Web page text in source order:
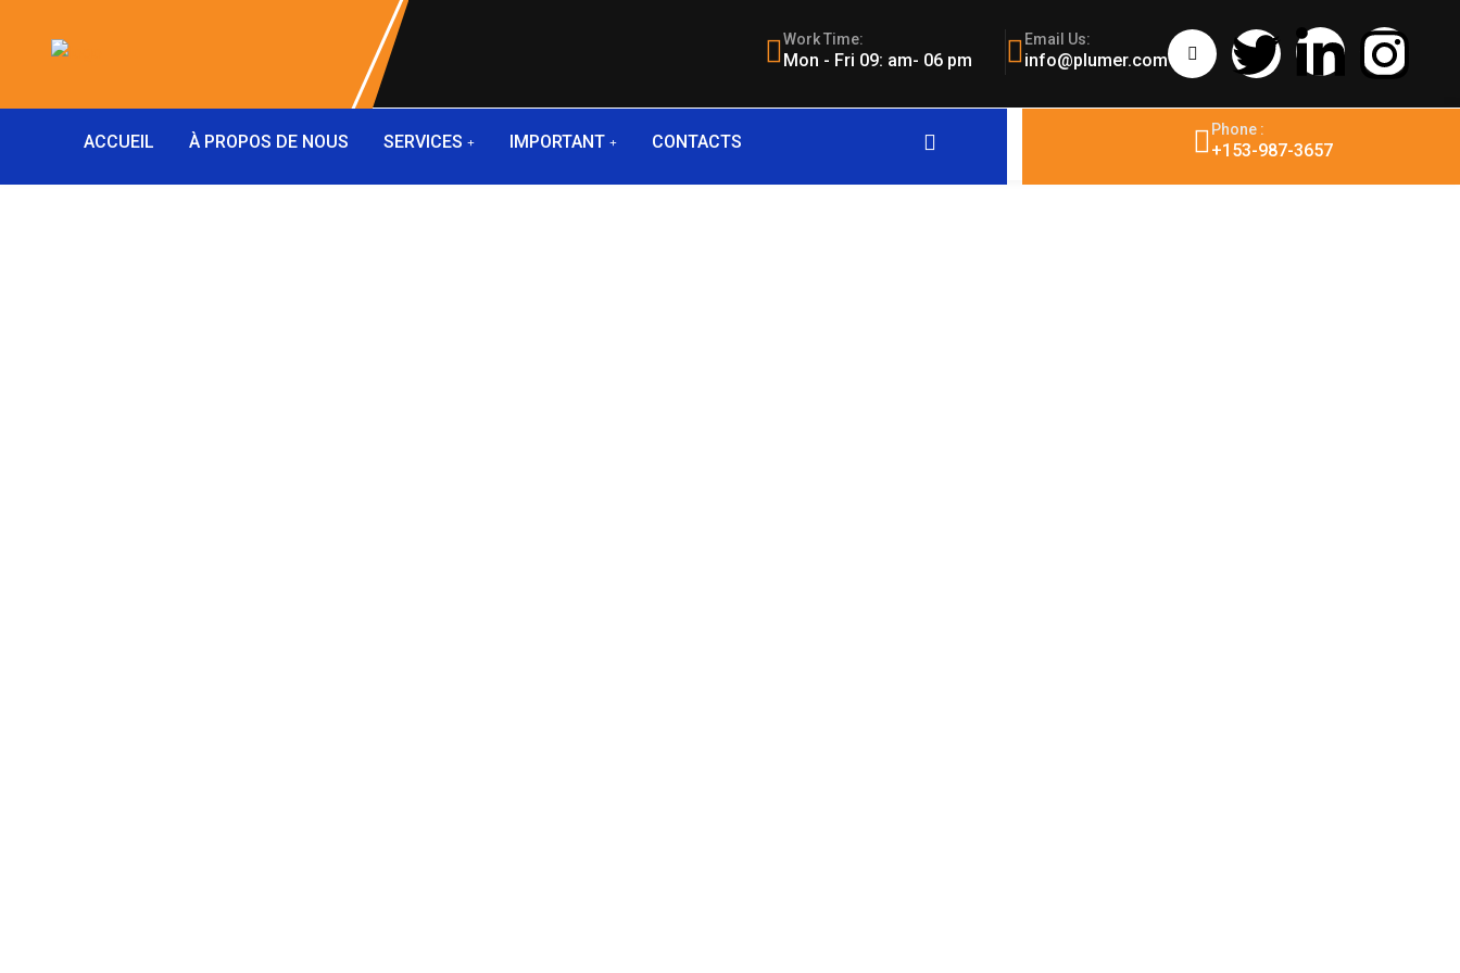
Work Time:
Mon - Fri 09: am- 06 pm
Email Us:
info@plumer.com
ACCUEIL À PROPOS DE NOUS SERVICES IMPORTANT CONTACTS
Phone :
+153-987-3657